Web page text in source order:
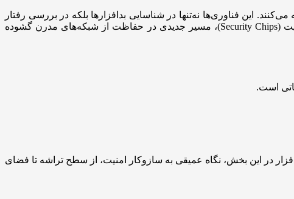
این فناوری‌ها نه‌تنها در شناسایی بدافزارها بلکه در بررسی رفتار
کاربران و دستگاه‌ها برای کشف ناهنجاری‌های امنیتی کاربرد دارند. ترکیب هوش مصنوعی با سخت‌افزارهای اختصاصی پردازش امنیت (Security Chips)، مسیر جدیدی در حفاظت از شبکه‌های مدرن گشوده
است.
در این بخش، نگاه عمیقی به سازوکار امنیت، از سطح تراشه تا فضای